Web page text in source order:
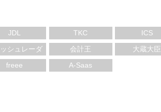
JDL TKC
ICS
シュレーダ
ー
会計王
大蔵大臣
freee A-Saas